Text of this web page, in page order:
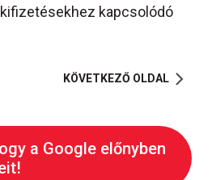
kapcsolódó
KÖVETKEZŐ OLDAL
a Google előnyben